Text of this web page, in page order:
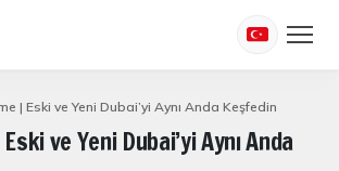
| Eski ve Yeni Dubai’yi Aynı Anda Keşfedin
ve Yeni Dubai’yi Aynı Anda